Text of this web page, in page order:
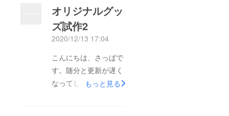
ピックで塗ったものに
レジン液をつけて硬化
してみました。手触り
はつるつるになりまし
たし、見栄えも良くな
りましたが、コピック
のインクが浮いてし
オリジナルグッ
ズ試作2
2020/12/13 17:04
こんにちは、さっぱで
す。随分と更新が遅く
なってしまいました
もっと見る